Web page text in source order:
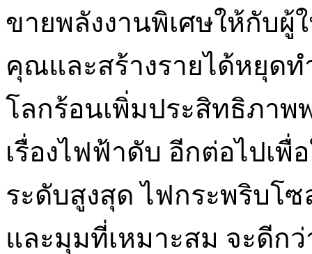
ขายพลังงานพิเศษให้กับผู้
คุณและสร้างรายได้หยุด
โลกร้อนเพิ่มประสิทธิภาพ
เรื่องไฟฟ้าดับ อีกต่อไปเพื่
ระดับสูงสุด ไฟกระพริบโ
และมุมที่เหมาะสม จะดีก